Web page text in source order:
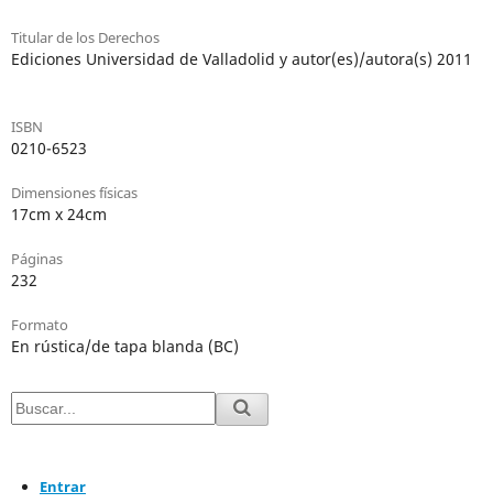
Titular de los Derechos
Ediciones Universidad de Valladolid y autor(es)/autora(s) 2011
ISBN
0210-6523
Dimensiones físicas
17cm x 24cm
Páginas
232
Formato
En rústica/de tapa blanda (BC)
Entrar